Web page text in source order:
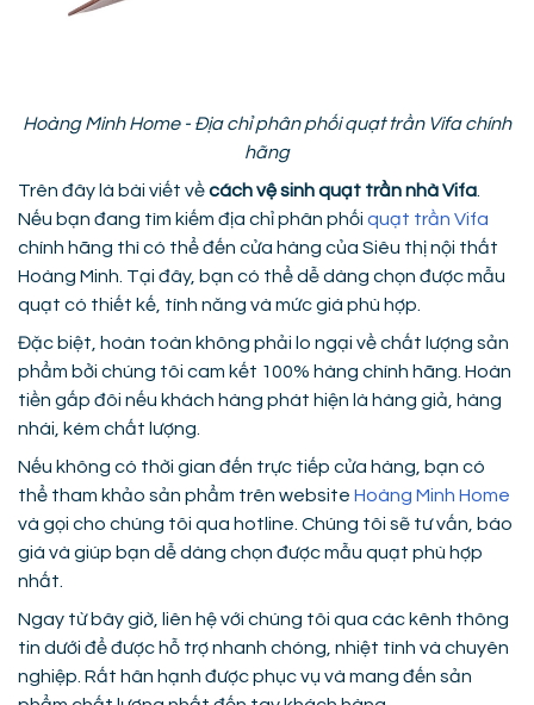
Hoàng Minh Home - Địa chỉ phân phối quạt trần Vifa chính
hãng
Trên đây là bài viết vềcách vệ sinh quạt trần nhà Vifa
Nếu bạn đang tìm kiếm địa chỉ phân phối quạt trần Vifa
chính hãng thì có thể đến cửa hàng của Siêu thị nội thất
Hoàng Minh. Tại đây, bạn có thể dễ dàng chọn được mẫu
quạt có thiết kế, tính năng và mức giá phù hợp.
Đặc biệt, hoàn toàn không phải lo ngại về chất lượng sản
phẩm bởi chúng tôi cam kết 100% hàng chính hãng. Hoàn
tiền gấp đôi nếu khách hàng phát hiện là hàng giả, hàng
nhái, kém chất lượng.
Nếu không có thời gian đến trực tiếp cửa hàng, bạn có
thể tham khảo sản phẩm trên website Hoàng Minh Home
và gọi cho chúng tôi qua hotline. Chúng tôi sẽ tư vấn, báo
giá và giúp bạn dễ dàng chọn được mẫu quạt phù hợp
nhất.
Ngay từ bây giờ, liên hệ với chúng tôi qua các kênh thông
tin dưới để được hỗ trợ nhanh chóng, nhiệt tình và chuyên
nghiệp. Rất hân hạnh được phục vụ và mang đến sản